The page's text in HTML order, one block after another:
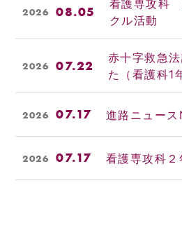
2026 08.05
看護専攻科
クル活動
2026 07.22
赤十字救急
た（看護科1
2026 07.17 進路ニュー
2026 07.17 看護専攻科